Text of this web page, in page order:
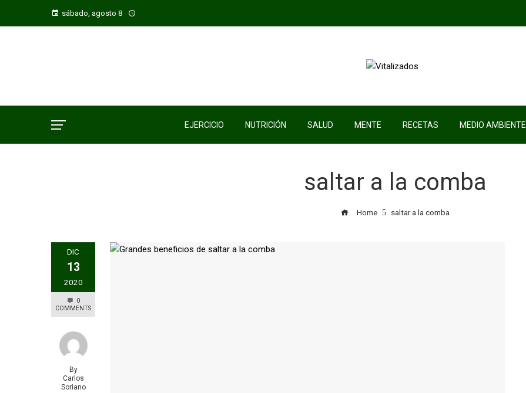
sábado, agosto 8
EJERCICIO NUTRICIÓN SALUD MENTE RECETAS MEDIO AMBIENTE
saltar a la comba
Home saltar a la comba
DIC
13
2020
0
COMMENTS
By
Carlos
Soriano